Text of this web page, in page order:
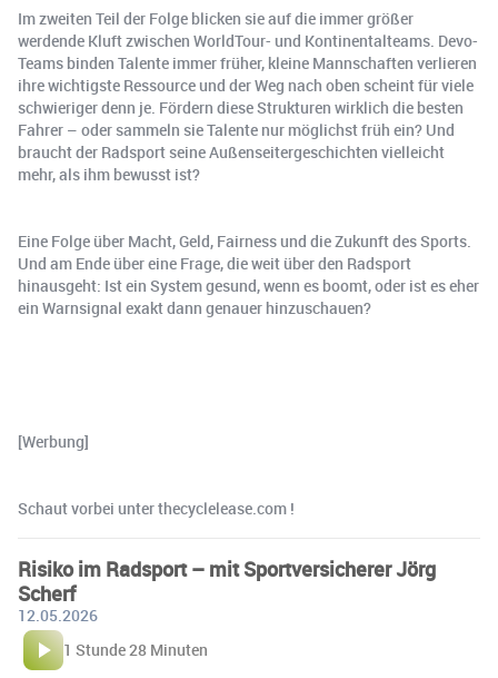
Im zweiten Teil der Folge blicken sie auf die immer größer
werdende Kluft zwischen WorldTour- und Kontinentalteams. Devo-
Teams binden Talente immer früher, kleine Mannschaften verlieren
ihre wichtigste Ressource und der Weg nach oben scheint für viele
schwieriger denn je. Fördern diese Strukturen wirklich die besten
Fahrer – oder sammeln sie Talente nur möglichst früh ein? Und
braucht der Radsport seine Außenseitergeschichten vielleicht
mehr, als ihm bewusst ist?
Eine Folge über Macht, Geld, Fairness und die Zukunft des Sports.
Und am Ende über eine Frage, die weit über den Radsport
hinausgeht: Ist ein System gesund, wenn es boomt, oder ist es eher
ein Warnsignal exakt dann genauer hinzuschauen?
[Werbung]
Schaut vorbei unter thecyclelease.com !
Risiko im Radsport – mit Sportversicherer Jörg
Scherf
12.05.2026
1 Stunde 28 Minuten